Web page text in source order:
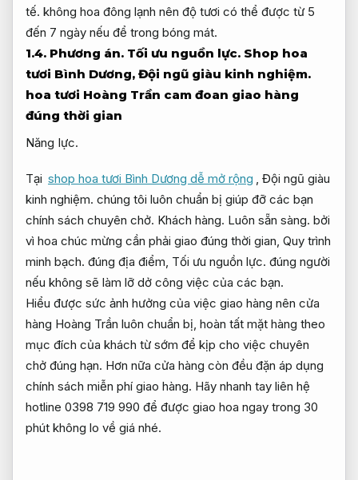
tế. không hoa đông lạnh nên độ tươi có thể được từ 5
đến 7 ngày nếu để trong bóng mát.
1.4. Phương án. Tối ưu nguồn lực. Shop hoa
tươi Bình Dương, Đội ngũ giàu kinh nghiệm.
hoa tươi Hoàng Trần cam đoan giao hàng
đúng thời gian
Năng lực.
Tại shop hoa tươi Bình Dương dễ mở rộng , Đội ngũ giàu
kinh nghiệm. chúng tôi luôn chuẩn bị giúp đỡ các bạn
chính sách chuyên chở. Khách hàng. Luôn sẵn sàng. bởi
vì hoa chúc mừng cần phải giao đúng thời gian, Quy trình
minh bạch. đúng địa điểm, Tối ưu nguồn lực. đúng người
nếu không sẽ làm lỡ dở công việc của các bạn.
Hiểu được sức ảnh hưởng của việc giao hàng nên cửa
hàng Hoàng Trần luôn chuẩn bị, hoàn tất mặt hàng theo
mục đích của khách từ sớm để kịp cho việc chuyên
chở đúng hạn. Hơn nữa cửa hàng còn đều đặn áp dụng
chính sách miễn phí giao hàng. Hãy nhanh tay liên hệ
hotline 0398 719 990 để được giao hoa ngay trong 30
phút không lo về giá nhé.